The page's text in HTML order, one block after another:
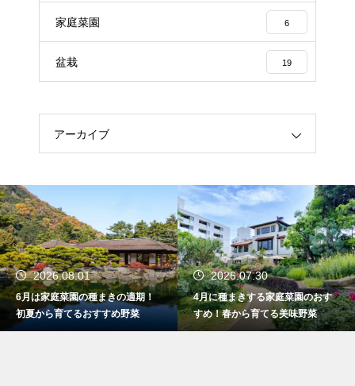
家庭菜園 6
盆栽 19
アーカイブ
2026.08.01
6月は家庭菜園の種まきの適期！
初夏から育てるおすすめ野菜
2026.07.30
4月に種まきする家庭菜園のおす
すめ！春から育てる美味野菜